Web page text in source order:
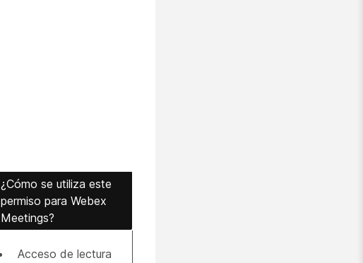
¿Cómo se utiliza este
permiso para Webex
Meetings?
Acceso de lectura